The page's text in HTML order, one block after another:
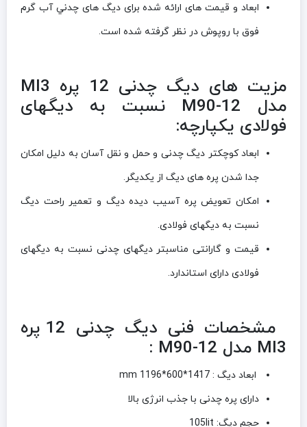
ابعاد و قيمت های ارائه شده برای ديگ های چدني آب گرم
فوق با روپوش در نظر گرفته شده است.
مزیت های دیگ چدنی 12 پره MI3
مدل M90-12 نسبت به دیگهای
فولادی یکپارچه:
ابعاد کوچکتر دیگ چدنی و حمل و نقل آسان به دلیل امکان
جدا شدن پره های دیگ از یکدیگر.
امکان تعویض پره آسیب دیده دیگ و تعمیر راحت دیگ
نسبت به دیگهای فولادی.
قیمت و گارانتی مناسبتر دیگهای چدنی نسبت به دیگهای
فولادی دارای استاندارد.
مشخصات فنی دیگ چدنی 12 پره
MI3 مدل M90-12 :
ابعاد دیگ : 1417*600*1196 mm
دارای پره چدنی با جذب انرژی بالا
حجم دیگ: 105lit